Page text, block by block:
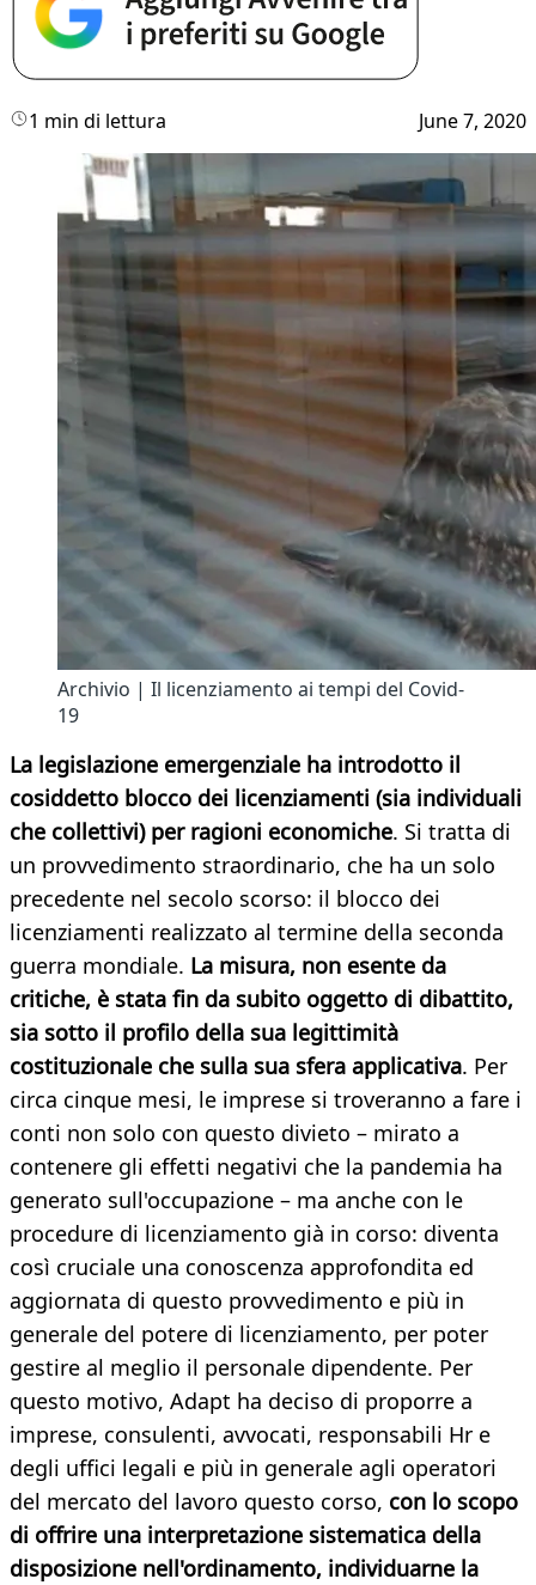
1 min di lettura June 7, 2020
Archivio | Il licenziamento ai tempi del Covid-
19
La legislazione emergenziale ha introdotto il
cosiddetto blocco dei licenziamenti (sia individuali
che collettivi) per ragioni economiche. Si tratta di
un provvedimento straordinario, che ha un solo
precedente nel secolo scorso: il blocco dei
licenziamenti realizzato al termine della seconda
guerra mondiale. La misura, non esente da
critiche, è stata fin da subito oggetto di dibattito,
sia sotto il profilo della sua legittimità
costituzionale che sulla sua sfera applicativa. Per
circa cinque mesi, le imprese si troveranno a fare i
conti non solo con questo divieto – mirato a
contenere gli effetti negativi che la pandemia ha
generato sull'occupazione – ma anche con le
procedure di licenziamento già in corso: diventa
così cruciale una conoscenza approfondita ed
aggiornata di questo provvedimento e più in
generale del potere di licenziamento, per poter
gestire al meglio il personale dipendente. Per
questo motivo, Adapt ha deciso di proporre a
imprese, consulenti, avvocati, responsabili Hr e
degli uffici legali e più in generale agli operatori
del mercato del lavoro questo corso, con lo scopo
di offrire una interpretazione sistematica della
disposizione nell'ordinamento, individuarne la